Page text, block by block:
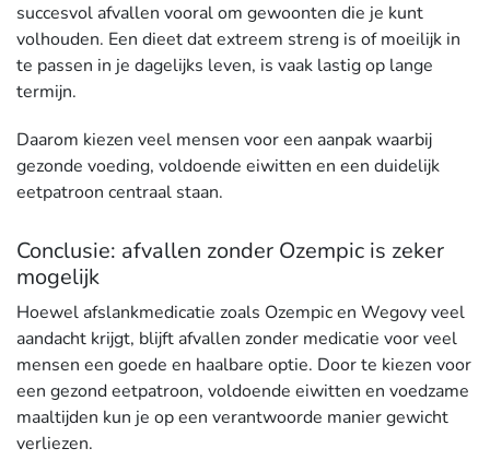
succesvol afvallen vooral om gewoonten die je kunt
volhouden. Een dieet dat extreem streng is of moeilijk in
te passen in je dagelijks leven, is vaak lastig op lange
termijn.
Daarom kiezen veel mensen voor een aanpak waarbij
gezonde voeding, voldoende eiwitten en een duidelijk
eetpatroon centraal staan.
Conclusie: afvallen zonder Ozempic is zeker
mogelijk
Hoewel afslankmedicatie zoals Ozempic en Wegovy veel
aandacht krijgt, blijft afvallen zonder medicatie voor veel
mensen een goede en haalbare optie. Door te kiezen voor
een gezond eetpatroon, voldoende eiwitten en voedzame
maaltijden kun je op een verantwoorde manier gewicht
verliezen.